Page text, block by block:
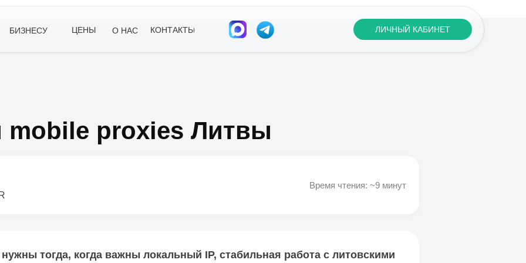
ЛИЧНЫЙ КАБИНЕТ
БИЗНЕСУ ЦЕНЫ О НАС КОНТАКТЫ
mobile proxies Литвы
Время чтения: ~9 минут
тогда, когда важны локальный IP, стабильная работа с литовскими